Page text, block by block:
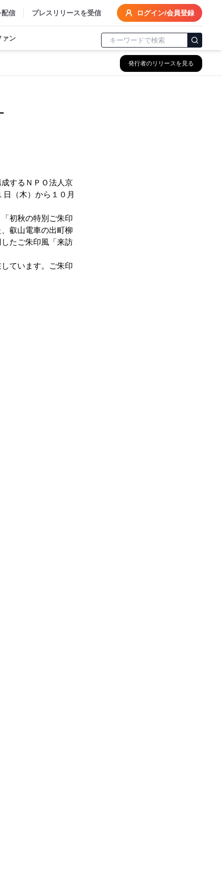
配信 プレスリリースを受信 ログイン/会員登録
ァン
発行者のリリースを見る
するＮＰＯ法人京
（木）から１０月
初秋の特別ご朱印
叡山電車の出町柳
たご朱印風「来訪
ています。ご朱印